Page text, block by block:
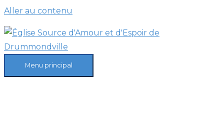
Aller au contenu
Menu principal